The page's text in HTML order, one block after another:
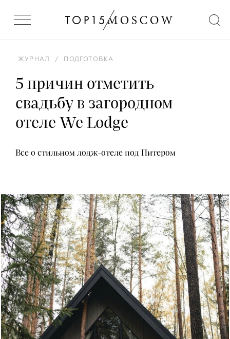
ЖУРНАЛ / ПОДГОТОВКА
5 причин отметить
свадьбу в загородном
отеле We Lodge
Все о стильном лодж-отеле под Питером